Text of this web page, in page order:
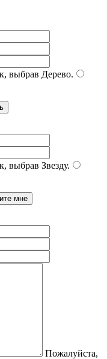
выбрав Дерево.
выбрав Звезду.
Пожалуйста,